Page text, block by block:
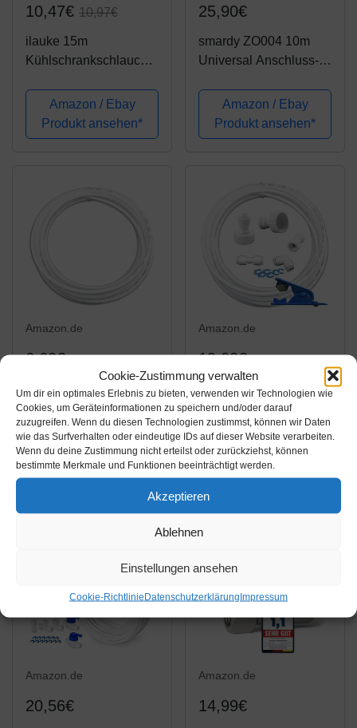
Cookie-Zustimmung verwalten
Um dir ein optimales Erlebnis zu bieten, verwenden wir Technologien wie
Cookies, um Geräteinformationen zu speichern und/oder darauf
zuzugreifen. Wenn du diesen Technologien zustimmst, können wir Daten
wie das Surfverhalten oder eindeutige IDs auf dieser Website verarbeiten.
Wenn du deine Zustimmung nicht erteilst oder zurückziehst, können
bestimmte Merkmale und Funktionen beeinträchtigt werden.
Akzeptieren
Ablehnen
Einstellungen ansehen
Cookie-RichtlinieDatenschutzerklärungImpressum
10,47€ 10,97€
ilauke 15m
Kühlschrankschlauch
Wasserzulaufleitung
Anschluss-Set für
Kühlschrank Side by
Aquarium
Amazon / Ebay
Produkt ansehen*
25,90€
smardy ZO004 10m
Universal Anschluss-
Wasserzulaufleitung
inkl. 2 Wege Verteiler
Adapter 3/8“ x ¼“ für
Kühlschrankschlauch,..
Amazon / Ebay
Produkt ansehen*
Amazon.de
6,60€
10 Meter
Kühlschrankschlauch
6,35mm (1/4"),
Wasserschlauch für
Side by Side
Amazon / Ebay
Produkt ansehen*
Amazon.de
19,00€
10m
Wasserzulaufleitung
Anschluss-Set für
Kühlschrank
Wasserfilter Schlauch
Amazon / Ebay
Produkt ansehen*
Amazon.de
20,56€
Amazon.de
14,99€